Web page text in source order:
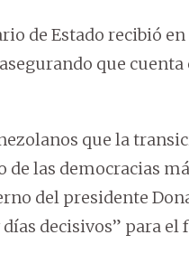
de Estado recibió
que
que la
de las democracias
del presidente
decisivos” para el